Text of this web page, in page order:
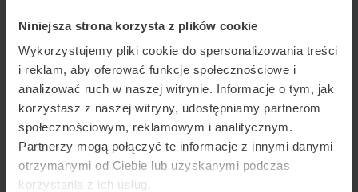
Niniejsza strona korzysta z plików cookie
Wykorzystujemy pliki cookie do spersonalizowania treści
i reklam, aby oferować funkcje społecznościowe i
analizować ruch w naszej witrynie. Informacje o tym, jak
korzystasz z naszej witryny, udostępniamy partnerom
społecznościowym, reklamowym i analitycznym.
Partnerzy mogą połączyć te informacje z innymi danymi
otrzymanymi od Ciebie lub uzyskanymi podczas
korzystania z ich usług.
spędzony w powietrzu. Niektóre campy są również
poświęcone mentalnego aspektowi latania. Coaching
odbywa się w 2 językach: angielskim lub francuskim
Jeśli jesteś zainteresowany dołączeniem do jego
campu, napisz:
Email:aam.renard@gmail.com